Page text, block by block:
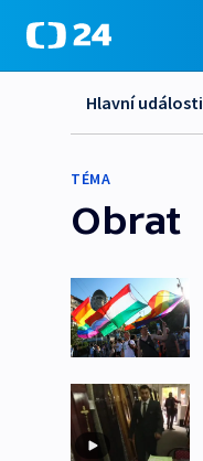
Hlavní události
TÉMA
Obrat